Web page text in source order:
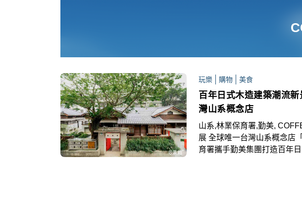
玩樂 購物 美食
百年日式木造建築潮流
灣山系概念店
山系,林業保育署,勤美,
展 全球唯一台灣山系概念店
育署攜手勤美集團打造百年